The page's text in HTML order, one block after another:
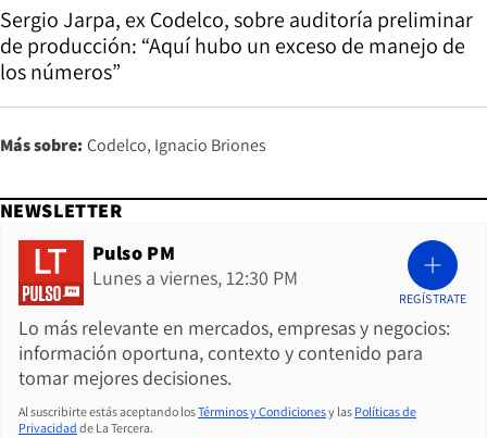
Sergio Jarpa, ex Codelco, sobre auditoría preliminar
de producción: “Aquí hubo un exceso de manejo de
los números”
Más sobre: Codelco Ignacio Briones
NEWSLETTER
Pulso PM
Lunes a viernes, 12:30 PM
Lo más relevante en mercados, empresas y negocios:
información oportuna, contexto y contenido para
tomar mejores decisiones.
REGÍSTRATE
Al suscribirte estás aceptando losTérminos y Condicionesy las Políticas de
Privacidad de La Tercera.